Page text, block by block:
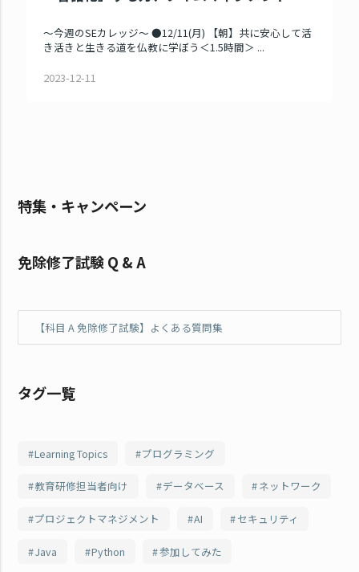
～今週のSEカレッジ～ ●12/11(月) 【朝】共に安心して活
き活きと生きる道を仏教に学ぼう＜1.5時間＞ ...
2023-12-11
特集・キャンペーン
免除修了試験 Q & A
【科目 A 免除修了試験】よくある質問集
タグ一覧
Learning Topics プログラミング
教育研修担当者向け データベース ネットワーク
プロジェクトマネジメント AI セキュリティ
Java Python 参加してみた